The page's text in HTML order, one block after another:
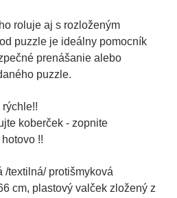
roluje aj s rozloženým
puzzle je ideálny pomocník
prenášanie alebo
puzzle.
koberček - zopnite
!!
/textilná/ protišmyková
cm, plastový valček zložený z